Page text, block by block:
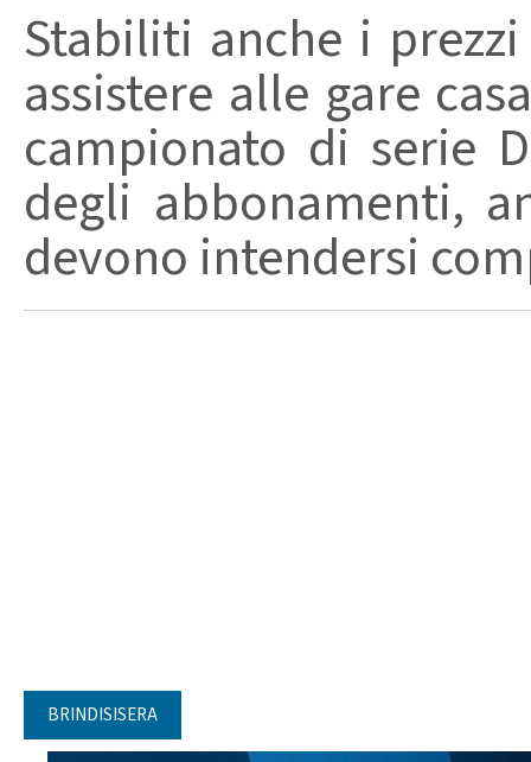
Stabiliti anche i
assistere alle gare
campionato di serie
degli abbonamenti,
devono intendersi
BRINDISISERA